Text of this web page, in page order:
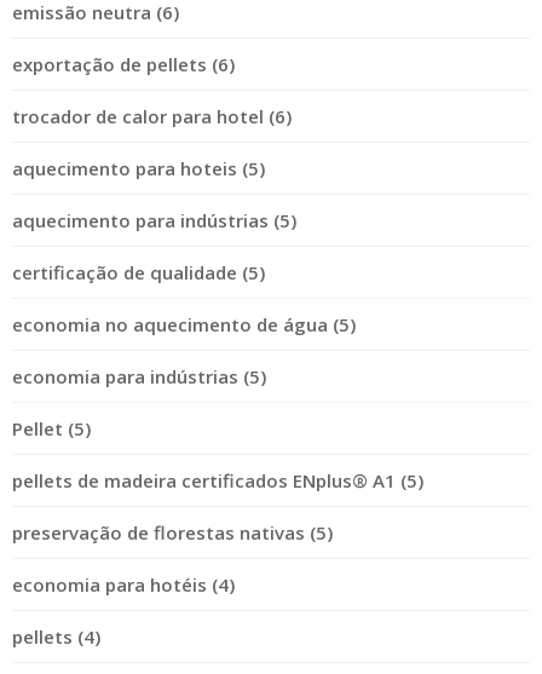
emissão neutra (6)
exportação de pellets (6)
trocador de calor para hotel (6)
aquecimento para hoteis (5)
aquecimento para indústrias (5)
certificação de qualidade (5)
economia no aquecimento de água (5)
economia para indústrias (5)
Pellet (5)
pellets de madeira certificados ENplus® A1 (5)
preservação de florestas nativas (5)
economia para hotéis (4)
pellets (4)